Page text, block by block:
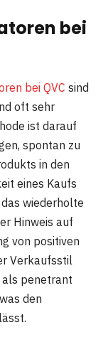
bei
bei QVC sind
oft sehr
ist darauf
spontan zu
in den
eines Kaufs
wiederholte
Hinweis auf
von positiven
Verkaufsstil
als penetrant
den